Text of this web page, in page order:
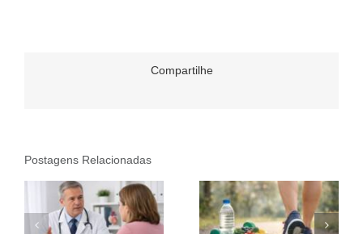
Compartilhe
Postagens Relacionadas